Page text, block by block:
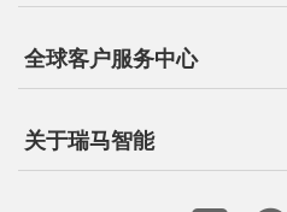
全球客户服务中心
关于瑞马智能